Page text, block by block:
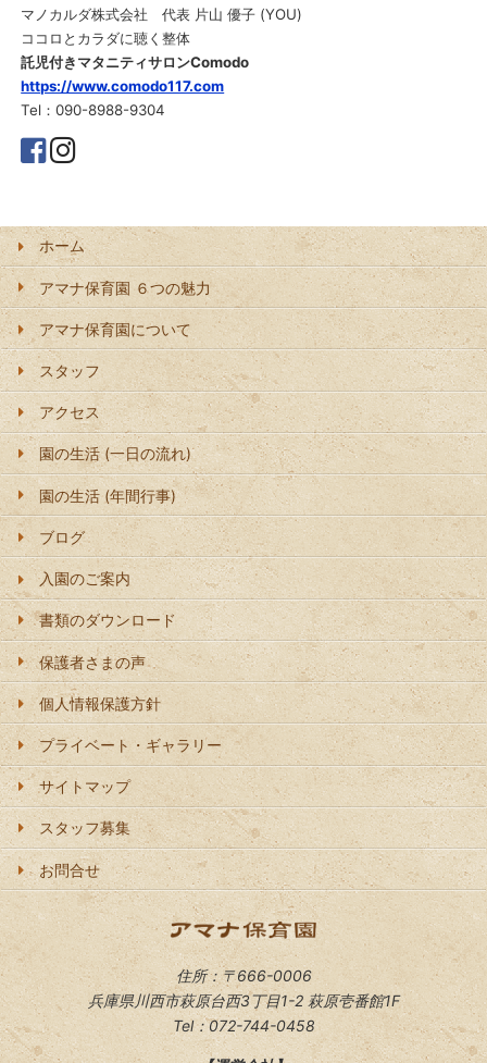
マノカルダ株式会社 代表 片山 優子 (YOU)
ココロとカラダに聴く整体
託児付きマタニティサロンComodo
https://www.comodo117.com
Tel：090-8988-9304
ホーム
アマナ保育園 ６つの魅力
アマナ保育園について
スタッフ
アクセス
園の生活 (一日の流れ)
園の生活 (年間行事)
ブログ
入園のご案内
書類のダウンロード
保護者さまの声
個人情報保護方針
プライベート・ギャラリー
サイトマップ
スタッフ募集
お問合せ
住所：〒666-0006
兵庫県川西市萩原台西3丁目1-2 萩原壱番館1F
Tel：072-744-0458